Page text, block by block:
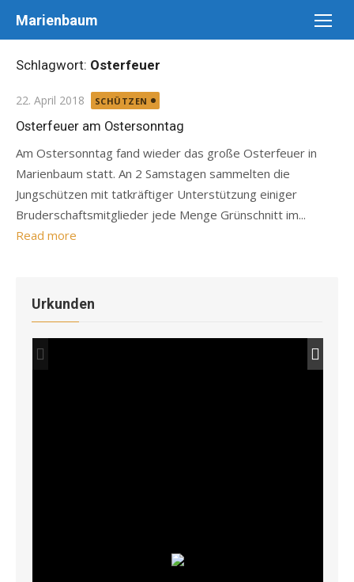
Marienbaum
Schlagwort: Osterfeuer
Posted
on
22. April 2018 SCHÜTZEN
Osterfeuer am Ostersonntag
Am Ostersonntag fand wieder das große Osterfeuer in
Marienbaum statt. An 2 Samstagen sammelten die
Jungschützen mit tatkräftiger Unterstützung einiger
Bruderschaftsmitglieder jede Menge Grünschnitt im...
Read more
Urkunden